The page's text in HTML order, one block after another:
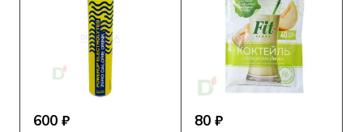
600 ₽ 80 ₽